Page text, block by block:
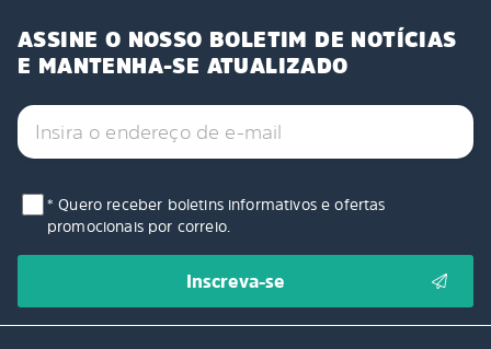
ASSINE O NOSSO BOLETIM DE NOTÍCIAS
E MANTENHA-SE ATUALIZADO
* Quero receber boletins informativos e ofertas
promocionais por correio.